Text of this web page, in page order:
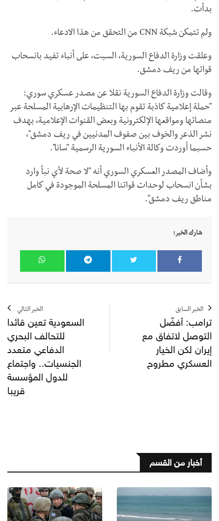
بدأت.
ولم تتمكن شبكة CNN من التحقق من هذا الادعاء.
وعلقت وزارة الدفاع السورية، السبت، على أنباء تفيد بانسحاب
قواتها من ريف دمشق.
وقالت وزارة الدفاع السورية نقلا عن مصدر عسكري سوري:
"حملة إعلامية كاذبة تقوم بها التنظيمات الإرهابية المسلحة عبر
منصاتها ومواقعها الإلكترونية وبعض القنوات الإعلامية، بهدف
نشر الذعر والخوف بين صفوف المدنيين في ريف دمشق"،
حسبما أوردت وكالة الأنباء السورية الرسمية "سانا".
وأضاف المصدر العسكري السوري أنه "لا صحة لأي نبأ وارد
بشأن انسحاب لوحدات قواتنا المسلحة الموجودة في كامل
مناطق ريف دمشق".
شارك الخبر:
الخبر السابق
ترامب: أفضّل
التوصل لاتفاق مع
إيران لكن الخيار
العسكري مطروح
الخبر التالي
السعودية تعين قائدا
للتحالف البحري
الدفاعي متعدد
الجنسيات.. واجتماع
للدول المؤسسة
قريبا
أخبار من القسم